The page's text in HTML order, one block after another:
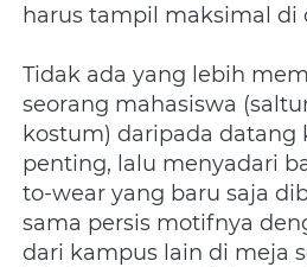
harus tampil maksimal di
Tidak ada yang lebih
seorang mahasiswa
kostum) daripada datang
penting, lalu menyadari
to-wear yang baru saja
sama persis motifnya
dari kampus lain di meja